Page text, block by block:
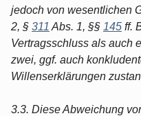
jedoch von wesentlichen
2, § 311 Abs. 1, §§ 145 ff.
Vertragsschluss als auch
zwei, ggf. auch
Willenserklärungen
3.3. Diese Abweichung